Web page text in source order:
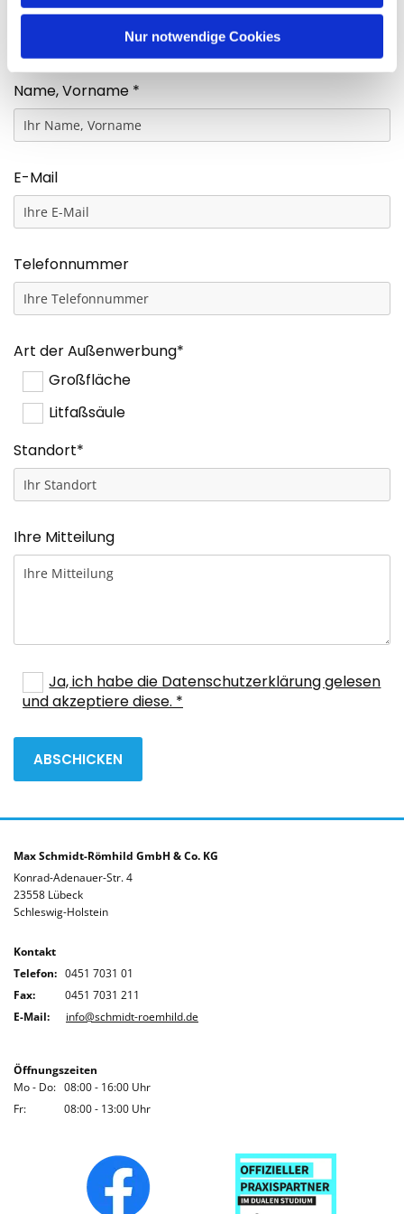
Nur notwendige Cookies
Firma
Name, Vorname *
E-Mail
Telefonnummer
Art der Außenwerbung*
Großfläche
Litfaßsäule
Standort*
Ihre Mitteilung
Ja, ich habe die Datenschutzerklärung gelesen
und akzeptiere diese. *
Max Schmidt-Römhild GmbH & Co. KG
Konrad-Adenauer-Str. 4
23558 Lübeck
Schleswig-Holstein
Kontakt
Telefon: 0451 7031 01
Fax:
0451 7031 211
E-Mail:
info@schmidt-roemhild.de
Öffnungszeiten
Mo - Do: 08:00 - 16:00 Uhr
Fr: 08:00 - 13:00 Uhr